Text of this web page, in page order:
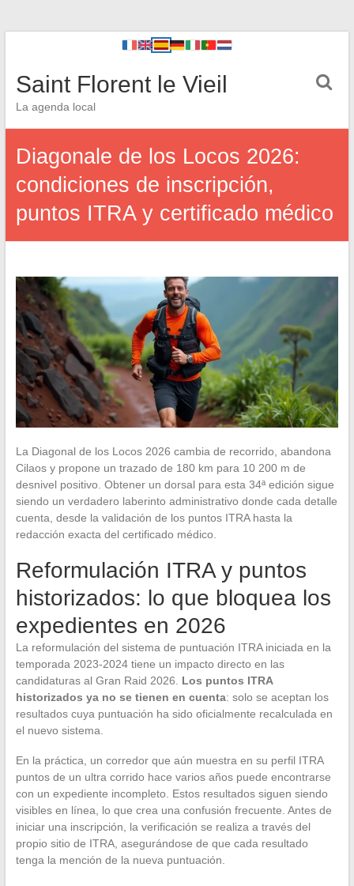
Saint Florent le Vieil
La agenda local
Diagonale de los Locos 2026:
condiciones de inscripción,
puntos ITRA y certificado médico
La Diagonal de los Locos 2026 cambia de recorrido, abandona
Cilaos y propone un trazado de 180 km para 10 200 m de
desnivel positivo. Obtener un dorsal para esta 34ª edición sigue
siendo un verdadero laberinto administrativo donde cada detalle
cuenta, desde la validación de los puntos ITRA hasta la
redacción exacta del certificado médico.
Reformulación ITRA y puntos
historizados: lo que bloquea los
expedientes en 2026
La reformulación del sistema de puntuación ITRA iniciada en la
temporada 2023-2024 tiene un impacto directo en las
candidaturas al Gran Raid 2026. Los puntos ITRA
historizados ya no se tienen en cuenta: solo se aceptan los
resultados cuya puntuación ha sido oficialmente recalculada en
el nuevo sistema.
En la práctica, un corredor que aún muestra en su perfil ITRA
puntos de un ultra corrido hace varios años puede encontrarse
con un expediente incompleto. Estos resultados siguen siendo
visibles en línea, lo que crea una confusión frecuente. Antes de
iniciar una inscripción, la verificación se realiza a través del
propio sitio de ITRA, asegurándose de que cada resultado
tenga la mención de la nueva puntuación.